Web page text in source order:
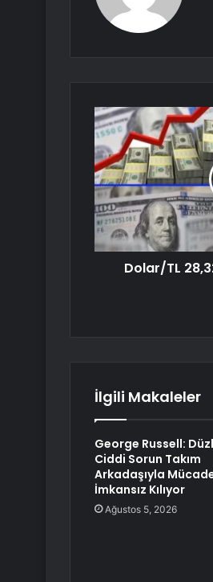
Dolar/TL
İlgili Makaleler
George Russell:
Ciddi Sorun Takım
Arkadaşıyla
İmkansız Kılıyor
Ağustos 5, 2026